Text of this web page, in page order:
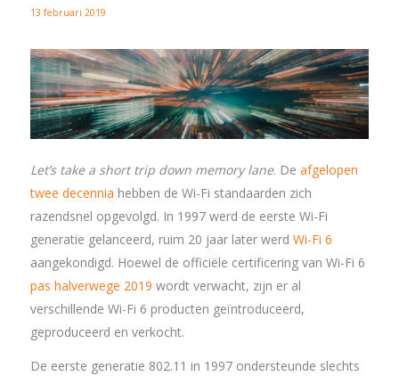
13 februari 2019
Let’s take a short trip down memory lane. De afgelopen
twee decennia hebben de Wi-Fi standaarden zich
razendsnel opgevolgd. In 1997 werd de eerste Wi-Fi
generatie gelanceerd, ruim 20 jaar later werd Wi-Fi 6
aangekondigd. Hoewel de officiële certificering van Wi-Fi 6
pas halverwege 2019 wordt verwacht, zijn er al
verschillende Wi-Fi 6 producten geïntroduceerd,
geproduceerd en verkocht.
De eerste generatie 802.11 in 1997 ondersteunde slechts